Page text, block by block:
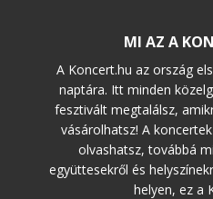
MI AZ A
A Koncert.hu az ország
naptára. Itt minden
fesztivált megtalálsz,
vásárolhatsz! A
olvashatsz, továbbá
együttesekről és
helyen, ez a